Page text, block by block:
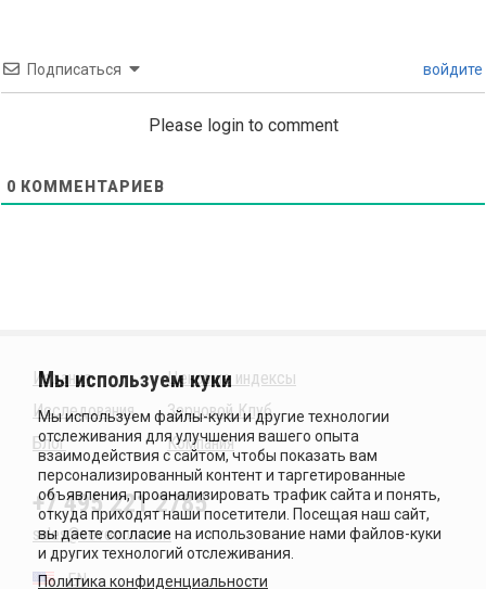
Подписаться войдите
Please login to comment
0 КОММЕНТАРИЕВ
Издания
Исследования
Блог
Ценовые индексы
Зерновой Клуб
Компания
+7 495 221 2785
sales@sovecon.com
EN
Политика конфиденциальности